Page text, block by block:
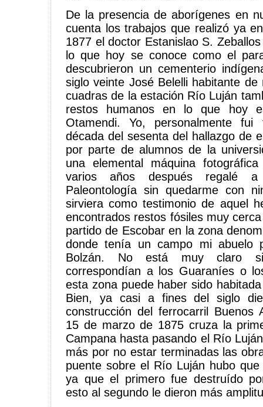
De la presencia de aborígenes en
cuenta los trabajos que realizó ya
1877 el doctor Estanislao S.
lo que hoy se conoce como el
descubrieron un cementerio
siglo veinte José Belelli habitante
cuadras de la estación Río Luján
restos humanos en lo que hoy
Otamendi. Yo, personalmente
década del sesenta del hallazgo de
por parte de alumnos de la
una elemental máquina
varios años después regalé
Paleontología sin quedarme con
sirviera como testimonio de aquel
encontrados restos fósiles muy
partido de Escobar en la zona
donde tenía un campo mi abuelo
Bolzán. No está muy claro si
correspondían a los Guaraníes o
esta zona puede haber sido
Bien, ya casi a fines del siglo
construcción del ferrocarril Buenos
15 de marzo de 1875 cruza la
Campana hasta pasando el Río
más por no estar terminadas las
puente sobre el Río Luján hubo
ya que el primero fue destruído
esto al segundo le dieron más